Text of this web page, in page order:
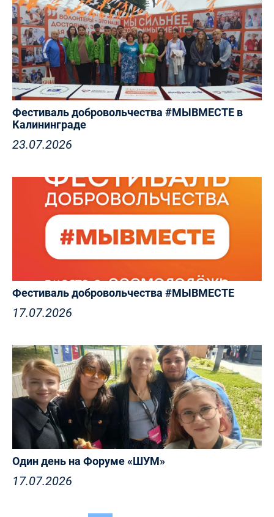
Фестиваль добровольчества #МЫВМЕСТЕ в
Калининграде
23.07.2026
Фестиваль добровольчества #МЫВМЕСТЕ
17.07.2026
Один день на Форуме «ШУМ»
17.07.2026